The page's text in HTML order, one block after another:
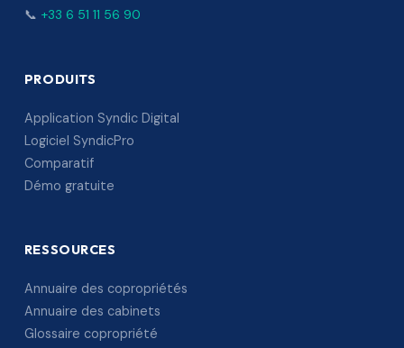
📞 +33 6 51 11 56 90
PRODUITS
Application Syndic Digital
Logiciel SyndicPro
Comparatif
Démo gratuite
RESSOURCES
Annuaire des copropriétés
Annuaire des cabinets
Glossaire copropriété